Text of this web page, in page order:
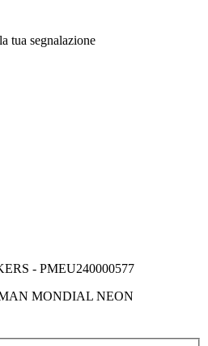
tua segnalazione
- PMEU240000577
MONDIAL NEON